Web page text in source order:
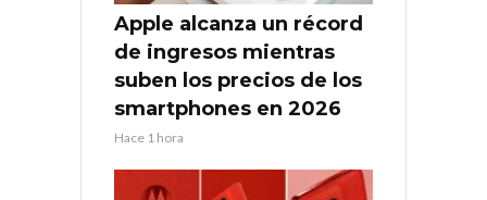
Apple alcanza un récord
de ingresos mientras
suben los precios de los
smartphones en 2026
Hace 1 hora